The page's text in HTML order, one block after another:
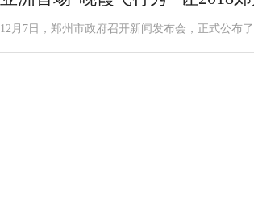
12月7日，郑州市政府召开新闻发布会，正式公布